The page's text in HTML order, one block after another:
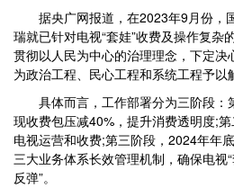
据央广网报道，在2023年9月份，
瑞就已针对电视“套娃”收费及操作复杂
贯彻以人民为中心的治理理念，下定
为政治工程、民心工程和系统工程予以
具体而言，工作部署分为三阶段：
现收费包压减40%，提升消费透明度;
电视运营和收费;第三阶段，2024年年
三大业务体系长效管理机制，确保电视
反弹”。